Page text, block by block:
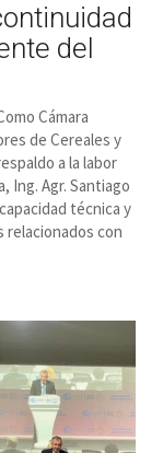
del
Cámara
de Cereales y
a la labor
Ing. Agr. Santiago
técnica y
relacionados con